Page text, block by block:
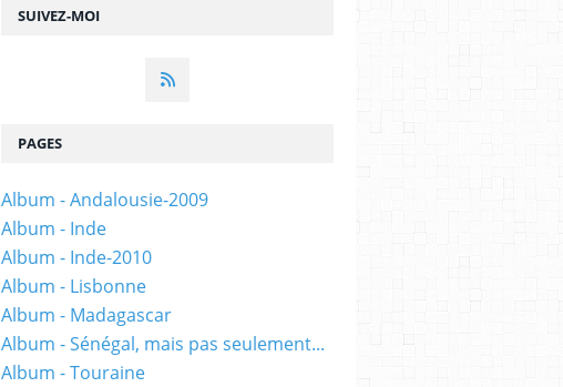
SUIVEZ-MOI
PAGES
Album - Andalousie-2009
Album - Inde
Album - Inde-2010
Album - Lisbonne
Album - Madagascar
Album - Sénégal, mais pas seulement...
Album - Touraine